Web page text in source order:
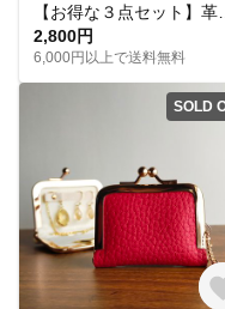
2,800円
6,000円以上で送料無料
SOLD